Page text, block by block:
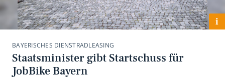
i
BAYERISCHES DIENSTRADLEASING
Staatsminister gibt Startschuss für
JobBike Bayern